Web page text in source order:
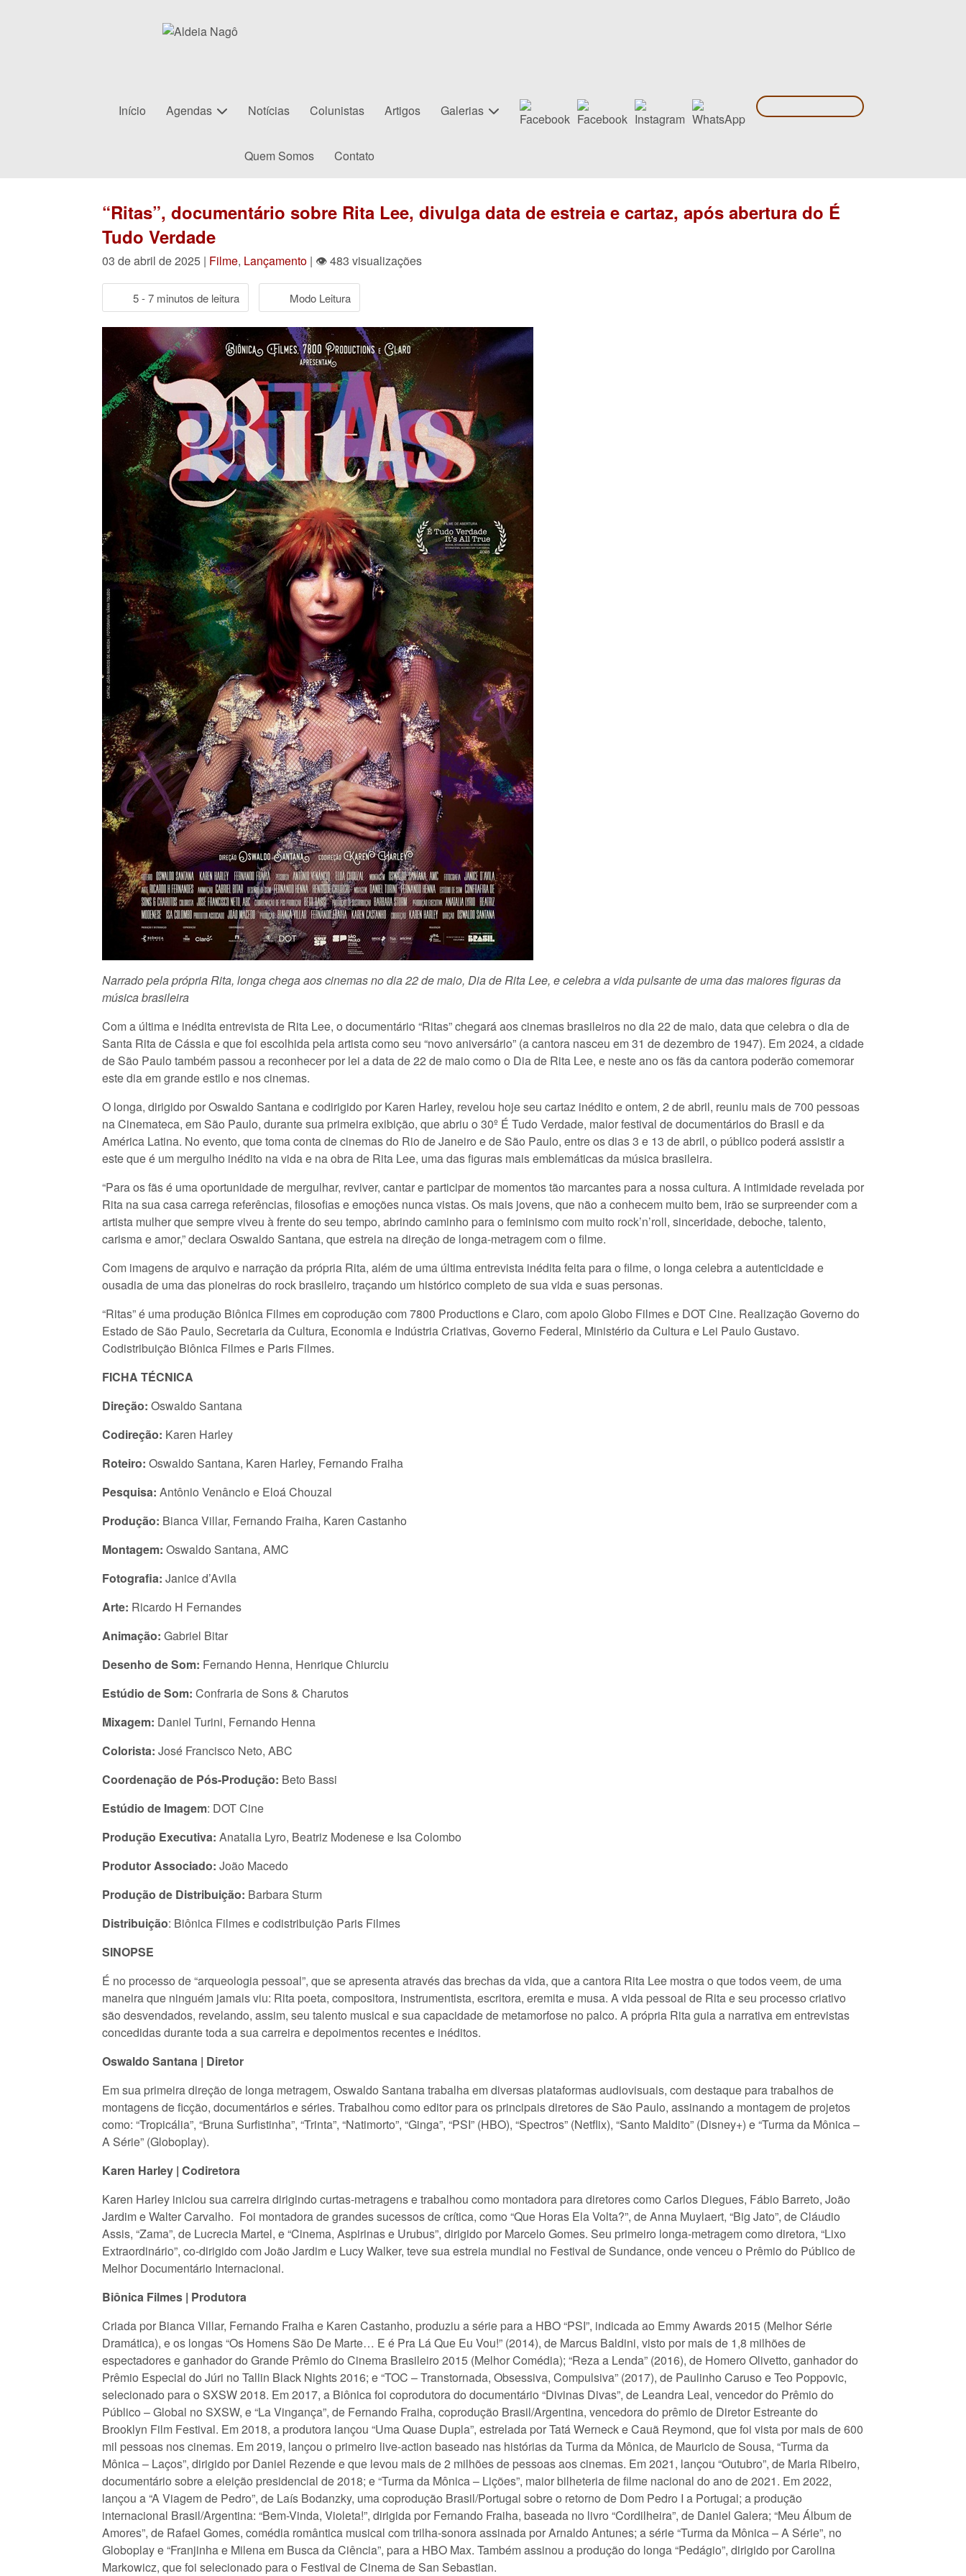
Início Agendas Notícias Colunistas Artigos Galerias
Quem Somos Contato
“Ritas”, documentário sobre Rita Lee, divulga data de estreia e cartaz, após abertura do É
Tudo Verdade
03 de abril de 2025 | Filme, Lançamento | 👁 483 visualizações
5 - 7 minutos de leitura Modo Leitura
Narrado pela própria Rita, longa chega aos cinemas no dia 22 de maio, Dia de Rita Lee, e celebra a vida pulsante de uma das maiores figuras da
música brasileira
Com a última e inédita entrevista de Rita Lee, o documentário “Ritas” chegará aos cinemas brasileiros no dia 22 de maio, data que celebra o dia de
Santa Rita de Cássia e que foi escolhida pela artista como seu “novo aniversário” (a cantora nasceu em 31 de dezembro de 1947). Em 2024, a cidade
de São Paulo também passou a reconhecer por lei a data de 22 de maio como o Dia de Rita Lee, e neste ano os fãs da cantora poderão comemorar
este dia em grande estilo e nos cinemas.
O longa, dirigido por Oswaldo Santana e codirigido por Karen Harley, revelou hoje seu cartaz inédito e ontem, 2 de abril, reuniu mais de 700 pessoas
na Cinemateca, em São Paulo, durante sua primeira exibição, que abriu o 30º É Tudo Verdade, maior festival de documentários do Brasil e da
América Latina. No evento, que toma conta de cinemas do Rio de Janeiro e de São Paulo, entre os dias 3 e 13 de abril, o público poderá assistir a
este que é um mergulho inédito na vida e na obra de Rita Lee, uma das figuras mais emblemáticas da música brasileira.
“Para os fãs é uma oportunidade de mergulhar, reviver, cantar e participar de momentos tão marcantes para a nossa cultura. A intimidade revelada por
Rita na sua casa carrega referências, filosofias e emoções nunca vistas. Os mais jovens, que não a conhecem muito bem, irão se surpreender com a
artista mulher que sempre viveu à frente do seu tempo, abrindo caminho para o feminismo com muito rock’n’roll, sinceridade, deboche, talento,
carisma e amor,” declara Oswaldo Santana, que estreia na direção de longa-metragem com o filme.
Com imagens de arquivo e narração da própria Rita, além de uma última entrevista inédita feita para o filme, o longa celebra a autenticidade e
ousadia de uma das pioneiras do rock brasileiro, traçando um histórico completo de sua vida e suas personas.
“Ritas” é uma produção Biônica Filmes em coprodução com 7800 Productions e Claro, com apoio Globo Filmes e DOT Cine. Realização Governo do
Estado de São Paulo, Secretaria da Cultura, Economia e Indústria Criativas, Governo Federal, Ministério da Cultura e Lei Paulo Gustavo.
Codistribuição Biônica Filmes e Paris Filmes.
FICHA TÉCNICA
Direção: Oswaldo Santana
Codireção: Karen Harley
Roteiro: Oswaldo Santana, Karen Harley, Fernando Fraiha
Pesquisa: Antônio Venâncio e Eloá Chouzal
Produção: Bianca Villar, Fernando Fraiha, Karen Castanho
Montagem: Oswaldo Santana, AMC
Fotografia: Janice d’Avila
Arte: Ricardo H Fernandes
Animação: Gabriel Bitar
Desenho de Som: Fernando Henna, Henrique Chiurciu
Estúdio de Som: Confraria de Sons & Charutos
Mixagem: Daniel Turini, Fernando Henna
Colorista: José Francisco Neto, ABC
Coordenação de Pós-Produção: Beto Bassi
Estúdio de Imagem: DOT Cine
Produção Executiva: Anatalia Lyro, Beatriz Modenese e Isa Colombo
Produtor Associado: João Macedo
Produção de Distribuição: Barbara Sturm
Distribuição: Biônica Filmes e codistribuição Paris Filmes
SINOPSE
É no processo de “arqueologia pessoal”, que se apresenta através das brechas da vida, que a cantora Rita Lee mostra o que todos veem, de uma
maneira que ninguém jamais viu: Rita poeta, compositora, instrumentista, escritora, eremita e musa. A vida pessoal de Rita e seu processo criativo
são desvendados, revelando, assim, seu talento musical e sua capacidade de metamorfose no palco. A própria Rita guia a narrativa em entrevistas
concedidas durante toda a sua carreira e depoimentos recentes e inéditos.
Oswaldo Santana | Diretor
Em sua primeira direção de longa metragem, Oswaldo Santana trabalha em diversas plataformas audiovisuais, com destaque para trabalhos de
montagens de ficção, documentários e séries. Trabalhou como editor para os principais diretores de São Paulo, assinando a montagem de projetos
como: “Tropicália”, “Bruna Surfistinha”, “Trinta”, “Natimorto”, “Ginga”, “PSI” (HBO), “Spectros” (Netflix), “Santo Maldito” (Disney+) e “Turma da Mônica –
A Série” (Globoplay).
Karen Harley | Codiretora
Karen Harley iniciou sua carreira dirigindo curtas-metragens e trabalhou como montadora para diretores como Carlos Diegues, Fábio Barreto, João
Jardim e Walter Carvalho. Foi montadora de grandes sucessos de crítica, como “Que Horas Ela Volta?”, de Anna Muylaert, “Big Jato”, de Cláudio
Assis, “Zama”, de Lucrecia Martel, e “Cinema, Aspirinas e Urubus”, dirigido por Marcelo Gomes. Seu primeiro longa-metragem como diretora, “Lixo
Extraordinário”, co-dirigido com João Jardim e Lucy Walker, teve sua estreia mundial no Festival de Sundance, onde venceu o Prêmio do Público de
Melhor Documentário Internacional.
Biônica Filmes | Produtora
Criada por Bianca Villar, Fernando Fraiha e Karen Castanho, produziu a série para a HBO “PSI”, indicada ao Emmy Awards 2015 (Melhor Série
Dramática), e os longas “Os Homens São De Marte… E é Pra Lá Que Eu Vou!” (2014), de Marcus Baldini, visto por mais de 1,8 milhões de
espectadores e ganhador do Grande Prêmio do Cinema Brasileiro 2015 (Melhor Comédia); “Reza a Lenda” (2016), de Homero Olivetto, ganhador do
Prêmio Especial do Júri no Tallin Black Nights 2016; e “TOC – Transtornada, Obsessiva, Compulsiva” (2017), de Paulinho Caruso e Teo Poppovic,
selecionado para o SXSW 2018. Em 2017, a Biônica foi coprodutora do documentário “Divinas Divas”, de Leandra Leal, vencedor do Prêmio do
Público – Global no SXSW, e “La Vingança”, de Fernando Fraiha, coprodução Brasil/Argentina, vencedora do prêmio de Diretor Estreante do
Brooklyn Film Festival. Em 2018, a produtora lançou “Uma Quase Dupla”, estrelada por Tatá Werneck e Cauã Reymond, que foi vista por mais de 600
mil pessoas nos cinemas. Em 2019, lançou o primeiro live-action baseado nas histórias da Turma da Mônica, de Mauricio de Sousa, “Turma da
Mônica – Laços”, dirigido por Daniel Rezende e que levou mais de 2 milhões de pessoas aos cinemas. Em 2021, lançou “Outubro”, de Maria Ribeiro,
documentário sobre a eleição presidencial de 2018; e “Turma da Mônica – Lições”, maior bilheteria de filme nacional do ano de 2021. Em 2022,
lançou a “A Viagem de Pedro”, de Laís Bodanzky, uma coprodução Brasil/Portugal sobre o retorno de Dom Pedro I a Portugal; a produção
internacional Brasil/Argentina: “Bem-Vinda, Violeta!”, dirigida por Fernando Fraiha, baseada no livro “Cordilheira”, de Daniel Galera; “Meu Álbum de
Amores”, de Rafael Gomes, comédia romântica musical com trilha-sonora assinada por Arnaldo Antunes; a série “Turma da Mônica – A Série”, no
Globoplay e “Franjinha e Milena em Busca da Ciência”, para a HBO Max. Também assinou a produção do longa “Pedágio”, dirigido por Carolina
Markowicz, que foi selecionado para o Festival de Cinema de San Sebastian.